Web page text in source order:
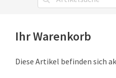
Ihr Warenkorb
Diese Artikel befinden sich